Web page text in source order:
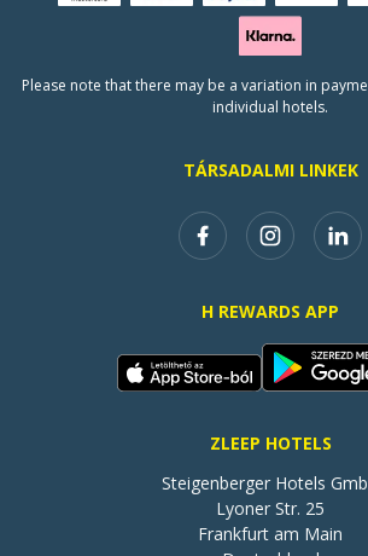
TÁRSADALMI LINKEK
H REWARDS APP
ZLEEP HOTELS
Steigenberger Hotels
Lyoner Str. 25
Frankfurt am Main
Please note that there may be a variation in
individual hotels.